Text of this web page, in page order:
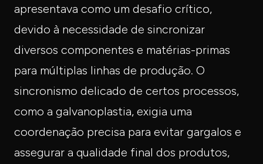
apresentava como um desafio crítico,
devido à necessidade de sincronizar
diversos componentes e matérias-primas
para múltiplas linhas de produção. O
sincronismo delicado de certos processos,
como a galvanoplastia, exigia uma
coordenação precisa para evitar gargalos e
assegurar a qualidade final dos produtos,